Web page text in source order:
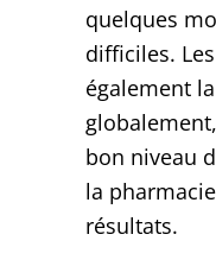
quelques
difficiles.
également
bon niveau
la
résultats.